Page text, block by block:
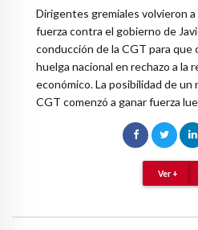
Dirigentes gremiales volvieron
fuerza contra el gobierno de
conducción de la CGT para que
huelga nacional en rechazo a la
económico. La posibilidad de un
CGT comenzó a ganar fuerza
Ver +